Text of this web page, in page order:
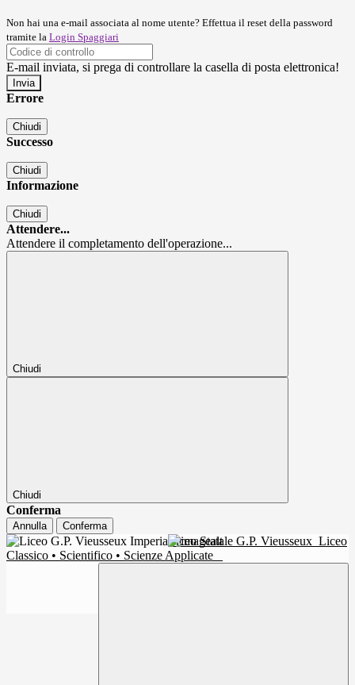
Non hai una e-mail associata al nome utente? Effettua il reset della password
tramite la Login Spaggiari
E-mail inviata, si prega di controllare la casella di posta elettronica!
Errore
Chiudi
Successo
Chiudi
Informazione
Chiudi
Attendere...
Attendere il completamento dell'operazione...
Chiudi
Chiudi
Conferma
Annulla Conferma
Liceo Statale G.P. Vieusseux Liceo
Classico • Scientifico • Scienze Applicate